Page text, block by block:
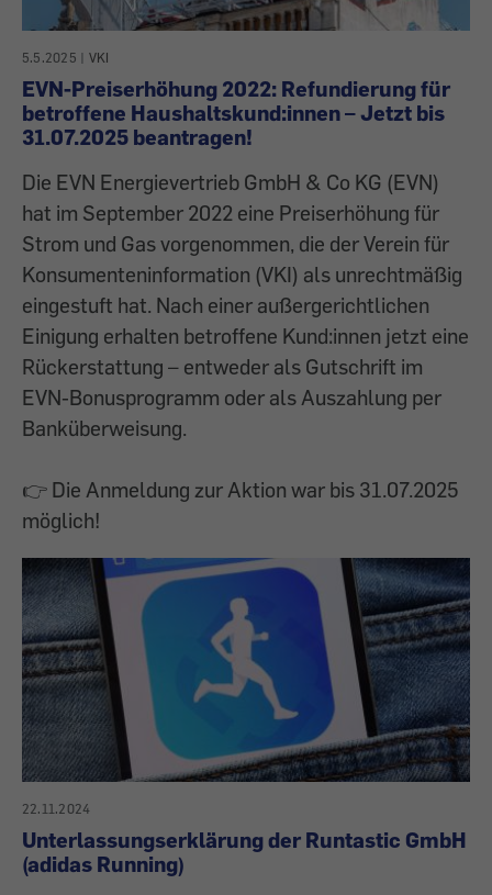
5.5.2025 | VKI
EVN-Preiserhöhung 2022: Refundierung für
betroffene Haushaltskund:innen – Jetzt bis
31.07.2025 beantragen!
Die EVN Energievertrieb GmbH & Co KG (EVN)
hat im September 2022 eine Preiserhöhung für
Strom und Gas vorgenommen, die der Verein für
Konsumenteninformation (VKI) als unrechtmäßig
eingestuft hat. Nach einer außergerichtlichen
Einigung erhalten betroffene Kund:innen jetzt eine
Rückerstattung – entweder als Gutschrift im
EVN-Bonusprogramm oder als Auszahlung per
Banküberweisung.
👉 Die Anmeldung zur Aktion war bis 31.07.2025
möglich!
22.11.2024
Unterlassungserklärung der Runtastic GmbH
(adidas Running)